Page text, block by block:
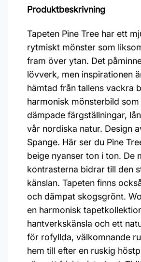
Produktbeskrivning
Tapeten Pine Tree har ett
rytmiskt mönster som
fram över ytan. Det
lövverk, men inspirationen
hämtad från tallens vackra
harmonisk mönsterbild
dämpade färgställningar,
vår nordiska natur. Design
Spange. Här ser du Pine
beige nyanser ton i ton. De
kontrasterna bidrar till den
känslan. Tapeten finns
och dämpat skogsgrönt.
en harmonisk
hantverkskänsla och ett
för rofyllda, välkomnande
hem till efter en ruskig